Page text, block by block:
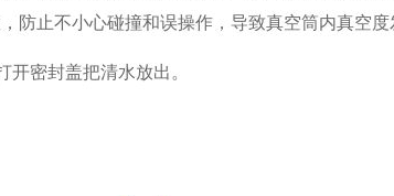
防止不小心碰撞和误操作，导致真空筒内真空度
密封盖把清水放出。